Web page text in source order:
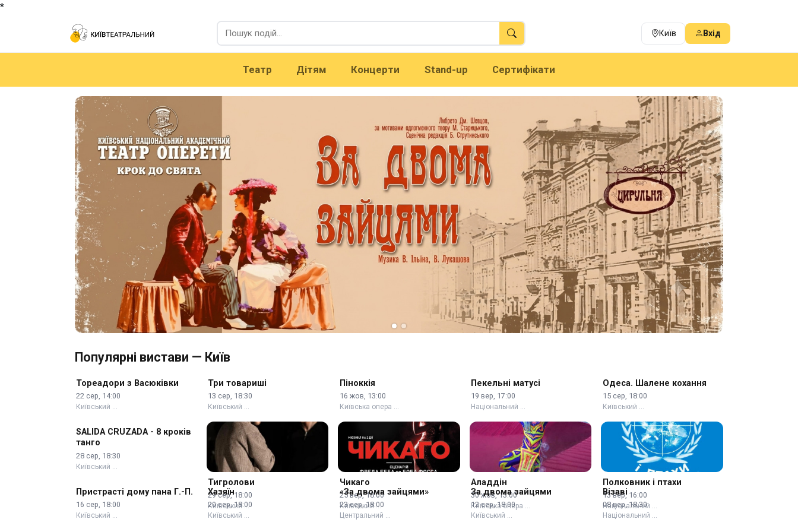
*
Київ Вхід
Театр Дітям Концерти Stand-up Сертифікати
Популярні вистави — Київ
Тореадори з Васюківки
22 сер, 14:00
Київський …
Три товариші
13 сер, 18:30
Київський …
Піноккія
16 жов, 13:00
Київська опера …
Пекельні матусі
19 вер, 17:00
Національний …
Одеса. Шалене кохання
15 сер, 18:00
Київський …
SALIDA CRUZADA - 8 кроків
танго
28 сер, 18:30
Київський …
Тигролови
29 сер, 18:00
Київський …
Чикаго
25 вер, 18:00
Київський …
Аладдін
30 жов, 13:00
Київська опера …
Полковник і птахи
13 вер, 16:00
Національний …
Пристрасті дому пана Г.-П.
16 сер, 18:00
Київський …
Хазяїн
20 сер, 18:00
Київський …
«За двома зайцями»
23 сер, 18:00
Центральний …
За двома зайцями
12 сер, 18:00
Київський …
Візаві
08 вер, 18:30
Національний …